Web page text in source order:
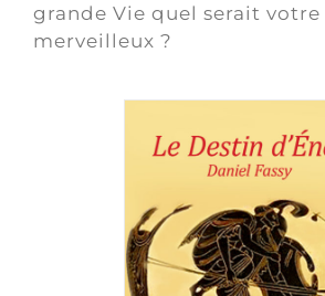
grande Vie quel serait votre
merveilleux ?